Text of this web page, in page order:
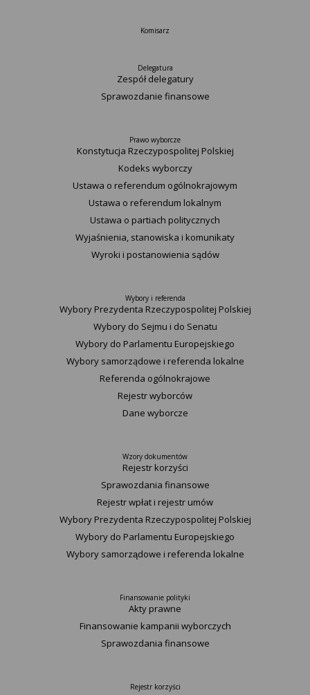
Komisarz
Delegatura
Zespół delegatury
Sprawozdanie finansowe
Prawo wyborcze
Konstytucja Rzeczypospolitej Polskiej​
Kodeks wyborczy
Ustawa o referendum ogólnokrajowym
Ustawa o referendum lokalnym
Ustawa o partiach politycznych
Wyjaśnienia, stanowiska i komunikaty
Wyroki i postanowienia sądów
Wybory i referenda
Wybory Prezydenta Rzeczypospolitej Polskiej
Wybory do Sejmu i do Senatu
Wybory do Parlamentu Europejskiego
Wybory samorządowe i referenda lokalne
Referenda ogólnokrajowe
Rejestr wyborców
Dane wyborcze
Wzory dokumentów
Rejestr korzyści
Sprawozdania finansowe
Rejestr wpłat i rejestr umów
Wybory Prezydenta Rzeczypospolitej Polskiej
Wybory do Parlamentu Europejskiego
Wybory samorządowe i referenda lokalne
Finansowanie polityki
Akty prawne
Finansowanie kampanii wyborczych
Sprawozdania finansowe
Rejestr korzyści